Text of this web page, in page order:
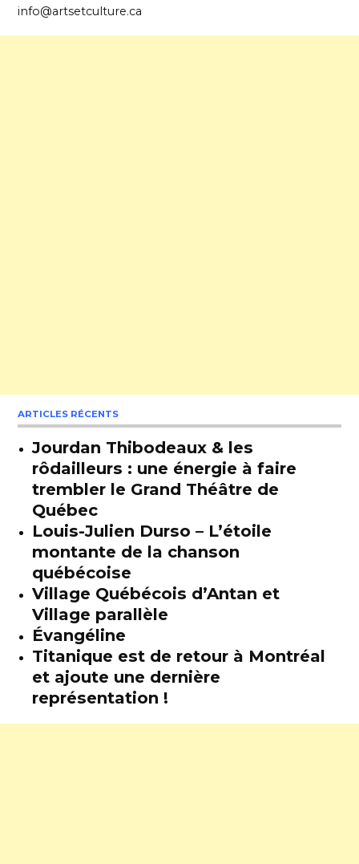
info@artsetculture.ca
ARTICLES RÉCENTS
Jourdan Thibodeaux & les
rôdailleurs : une énergie à faire
trembler le Grand Théâtre de
Québec
Louis-Julien Durso – L’étoile
montante de la chanson
québécoise
Village Québécois d’Antan et
Village parallèle
Évangéline
Titanique est de retour à Montréal
et ajoute une dernière
représentation !